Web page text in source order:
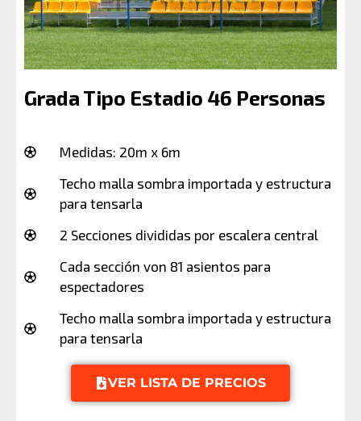
Grada Tipo Estadio 46 Personas
Medidas: 20m x 6m
Techo malla sombra importada y estructura
para tensarla
2 Secciones divididas por escalera central
Cada sección von 81 asientos para
espectadores
Techo malla sombra importada y estructura
para tensarla
VER LISTA DE PRECIOS